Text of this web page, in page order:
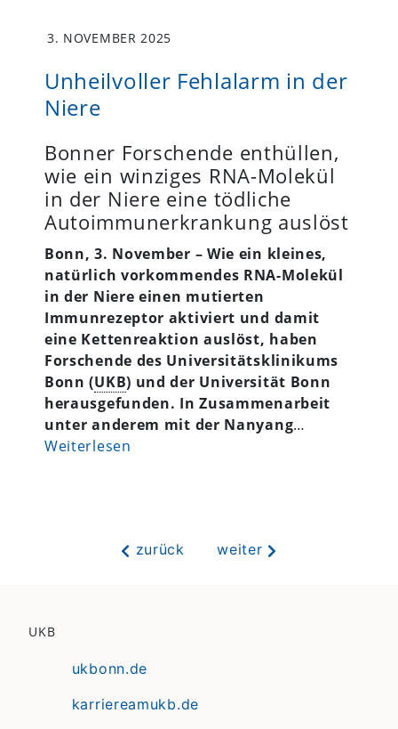
3. NOVEMBER 2025
Unheilvoller Fehlalarm in der
Niere
Bonner Forschende enthüllen,
wie ein winziges RNA-Molekül
in der Niere eine tödliche
Autoimmunerkrankung auslöst
Bonn, 3. November – Wie ein kleines,
natürlich vorkommendes RNA-Molekül
in der Niere einen mutierten
Immunrezeptor aktiviert und damit
eine Kettenreaktion auslöst, haben
Forschende des Universitätsklinikums
Bonn (UKB) und der Universität Bonn
herausgefunden. In Zusammenarbeit
unter anderem mit der Nanyang…
Weiterlesen
zurück weiter
UKB
ukbonn.de
karriereamukb.de